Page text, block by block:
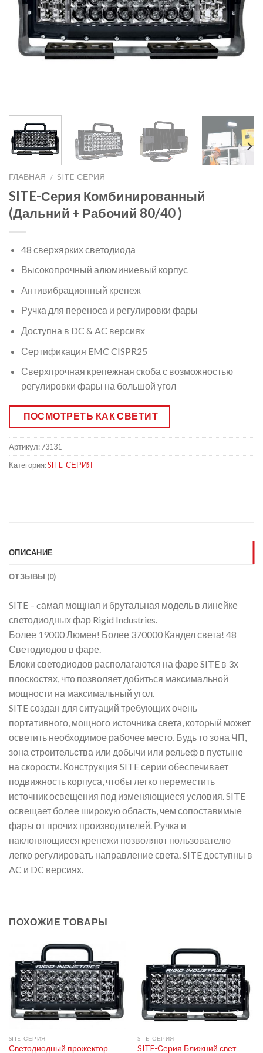
ГЛАВНАЯ / SITE-СЕРИЯ
SITE-Серия Комбинированный
(Дальний + Рабочий 80/40 )
48 сверхярких светодиода
Высокопрочный алюминиевый корпус
Антивибрационный крепеж
Ручка для переноса и регулировки фары
Доступна в DC & AC версиях
Сертификация EMC CISPR25
Сверхпрочная крепежная скоба с возможностью
регулировки фары на большой угол
ПОСМОТРЕТЬ КАК СВЕТИТ
Артикул:73131
Категория:SITE-СЕРИЯ
ОПИСАНИЕ
ОТЗЫВЫ (0)
SITE – cамая мощная и брутальная модель в линейке
светодиодных фар Rigid Industries.
Более 19000 Люмен! Более 370000 Кандел света! 48
Светодиодов в фаре.
Блоки светодиодов располагаются на фаре SITE в 3х
плоскостях, что позволяет добиться максимальной
мощности на максимальный угол.
SITE создан для ситуаций требующих очень
портативного, мощного источника света, который может
осветить необходимое рабочее место. Будь то зона ЧП,
зона строительства или добычи или рельеф в пустыне
на скорости. Конструкция SITE серии обеспечивает
подвижность корпуса, чтобы легко переместить
источник освещения под изменяющиеся условия. SITE
освещает более широкую область, чем сопоставимые
фары от прочих производителей. Ручка и
наклоняющиеся крепежи позволяют пользователю
легко регулировать направление света. SITE доступны в
AC и DC версиях.
ПОХОЖИЕ ТОВАРЫ
SITE-СЕРИЯ
Светодиодный прожектор
SITE-СЕРИЯ
SITE-Серия Ближний свет